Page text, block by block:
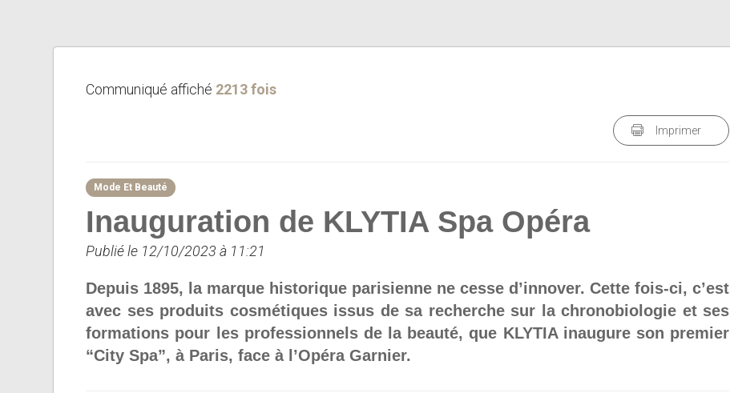
Communiqué affiché 2213 fois
Imprimer
Mode Et Beauté
Inauguration de KLYTIA Spa Opéra
Publié le 12/10/2023 à 11:21
Depuis 1895, la marque historique parisienne ne cesse d’innover. Cette fois-ci, c’est
avec ses produits cosmétiques issus de sa recherche sur la chronobiologie et ses
formations pour les professionnels de la beauté, que KLYTIA inaugure son premier
“City Spa”, à Paris, face à l’Opéra Garnier.